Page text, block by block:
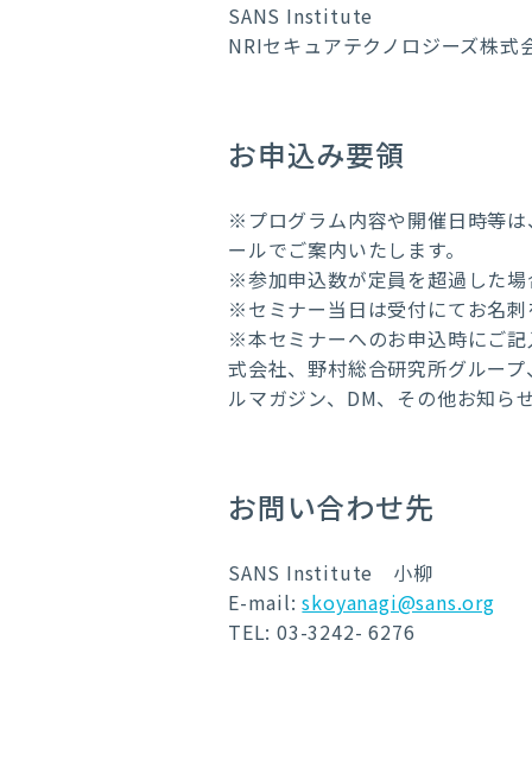
SANS Institute
NRIセキュアテクノロジーズ株式
お申込み要領
※プログラム内容や開催日時等
ールでご案内いたします。
※参加申込数が定員を超過した
※セミナー当日は受付にてお名
※本セミナーへのお申込時にご
式会社、野村総合研究所グルー
ルマガジン、DM、その他お知ら
お問い合わせ先
SANS Institute 小柳
E-mail:skoyanagi@sans.org
TEL: 03-3242- 6276